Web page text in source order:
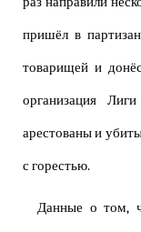
пришёл в
товарищей и
организация
арестованы и
с горестью.
Данные о том,